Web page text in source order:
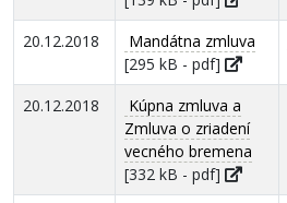
20.12.2018
Mandátna zmluva
[295 kB - pdf]
20.12.2018
Kúpna zmluva a
Zmluva o zriadení
vecného bremena
[332 kB - pdf]